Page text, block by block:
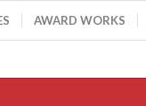
AWARD WORKS